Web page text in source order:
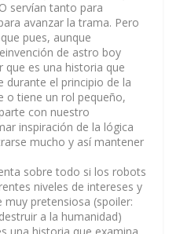
servían tanto para
avanzar la trama. Pero
pues, aunque
de astro boy
que es una historia que
durante el principio de la
o tiene un rol pequeño,
con nuestro
inspiración de la lógica
mucho y así mantener
sobre todo si los robots
niveles de intereses y
muy pretensiosa (spoiler:
a la humanidad)